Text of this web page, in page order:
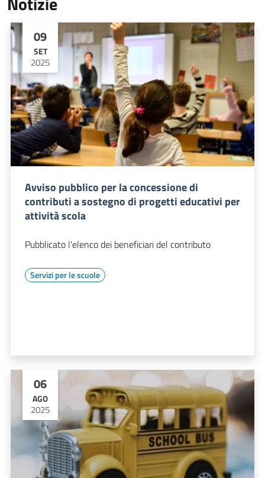
09
SET
2025
Avviso pubblico per la concessione di
contributi a sostegno di progetti educativi per
attività scola
Pubblicato l'elenco dei beneficiari del contributo
Servizi per le scuole
06
AGO
2025